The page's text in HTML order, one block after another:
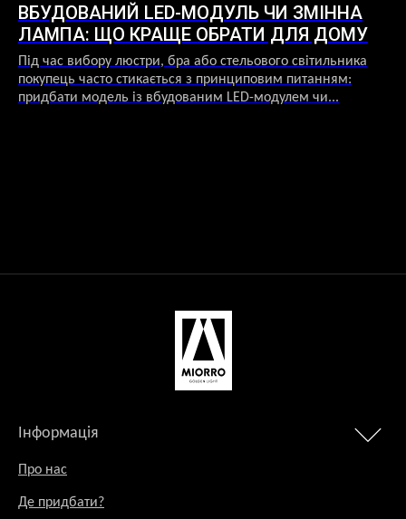
ВБУДОВАНИЙ LED-МОДУЛЬ ЧИ ЗМІННА
ЛАМПА: ЩО КРАЩЕ ОБРАТИ ДЛЯ ДОМУ
Під час вибору люстри, бра або стельового світильника
покупець часто стикається з принциповим питанням:
придбати модель із вбудованим LED-модулем чи...
Інформація
Про нас
Де придбати?